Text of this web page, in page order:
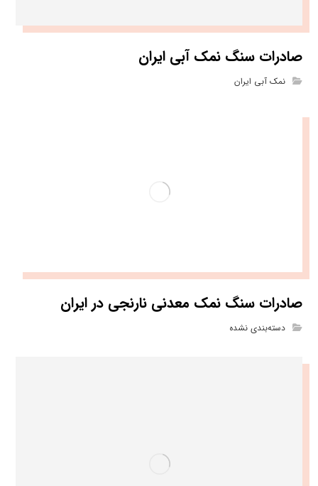
صادرات سنگ نمک آبی ایران
نمک آبی ایران
صادرات سنگ نمک معدنی نارنجی در ایران
دسته‌بندی نشده